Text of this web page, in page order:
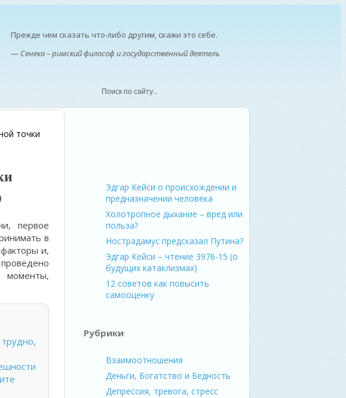
Прежде чем сказать что-либо другим, скажи это себе.
— Сенека – римский философ и государственный деятель
точки
первое
в
и,
моменты,
Эдгар Кейси о происхождении и
предназначении человека
Холотропное дыхание – вред или
польза?
Нострадамус предсказал Путина?
Эдгар Кейси – чтение 3976-15 (о
будущих катаклизмах)
12 советов как повысить
самооценку
Рубрики
Взаимоотношения
Деньги, Богатство и Бедность
Депрессия, тревога, стресс